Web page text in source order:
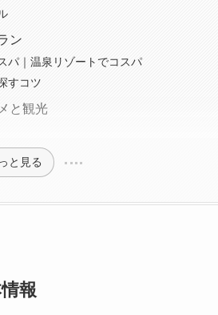
ン
パ｜温泉リゾートでコスパ
すコツ
と観光
と見る
報